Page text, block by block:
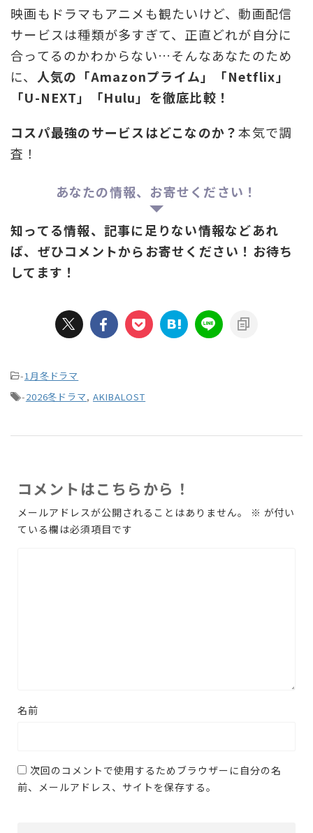
映画もドラマもアニメも観たいけど、動画配信
サービスは種類が多すぎて、正直どれが自分に
合ってるのかわからない…そんなあなたのため
に、 人気の「Amazonプライム」「Netflix」
「U-NEXT」「Hulu」を徹底比較！
コスパ最強のサービスはどこなのか？本気で調
査！
あなたの情報、お寄せください！
知ってる情報、記事に足りない情報などあれ
ば、ぜひコメントからお寄せください！お待ち
してます！
-1月冬ドラマ
-2026冬ドラマ, AKIBALOST
コメントはこちらから！
メールアドレスが公開されることはありません。 ※ が付い
ている欄は必須項目です
名前
次回のコメントで使用するためブラウザーに自分の名
前、メールアドレス、サイトを保存する。